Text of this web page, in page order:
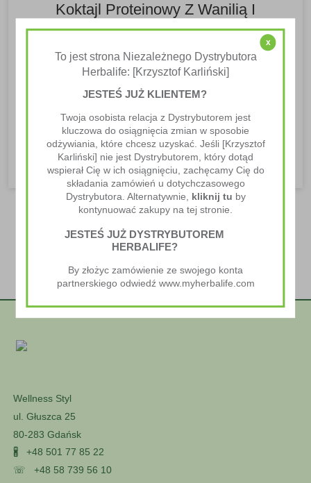
Koktajl Proteinowy Z Wanilią I
Jagodami
Przepisy Na Koktajle
świeżych jagód. Jest prosty i łatwy do wykonania.
CZYTAJ WIĘCEJ
Wellness Styl
ul. Głuszca 25
80-283 Gdańsk
🖁 +48 501 77 85 22
☏ +48 58 739 56 10
x
To jest strona Niezależnego Dystrybutora
Herbalife: [Krzysztof Karliński]
JESTEŚ JUŻ KLIENTEM?
Twoja osobista relacja z Dystrybutorem jest
kluczowa do osiągnięcia zmian w sposobie
odżywiania, które chcesz uzyskać. Jeśli [Krzysztof
Karliński] nie jest Dystrybutorem, który dotąd
wspierał Cię w ich osiągnięciu, zachęcamy Cię do
składania zamówień u dotychczasowego
Dystrybutora. Alternatywnie, kliknij tu by
kontynuować zakupy na tej stronie.
JESTEŚ JUŻ DYSTRYBUTOREM
HERBALIFE?
By złożyc zamówienie ze swojego konta
partnerskiego odwiedź www.myherbalife.com